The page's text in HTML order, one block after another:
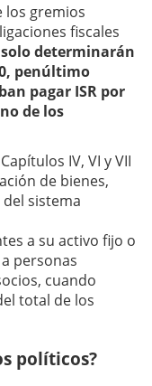
los gremios
fiscales
solo determinarán
penúltimo
pagar ISR por
de los
IV, VI y VII
de bienes,
sistema
a su activo fijo o
personas
cuando
total de los
políticos?